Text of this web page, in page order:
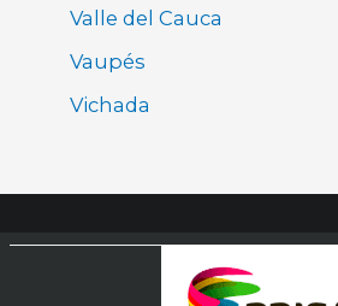
Valle del Cauca
Vaupés
Vichada